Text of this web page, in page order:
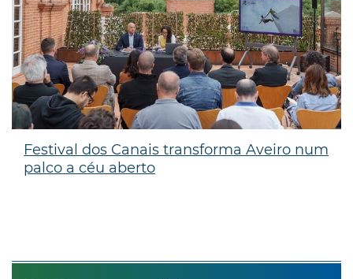
Festival dos Canais transforma Aveiro num
palco a céu aberto